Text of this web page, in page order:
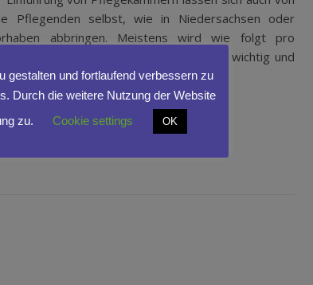
Pflegenden selbst, wie in Niedersachsen oder
abbringen. Meistens wird wie folgt pro
und Autonomie der Pflege sei wichtig und
zum Besseren…
gestalten und fortlaufend verbessern zu
Durch die weitere Nutzung der Website
zu.
Cookie settings OK